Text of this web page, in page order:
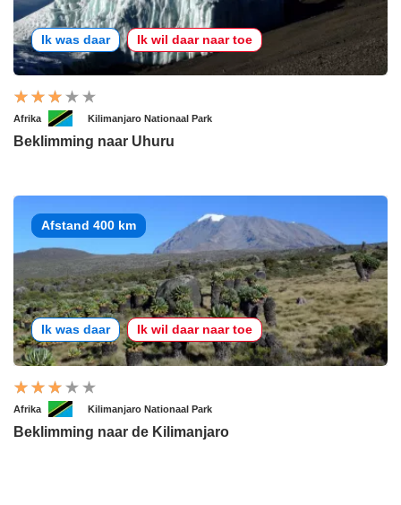
Ik was daar Ik wil daar naar toe
Afrika Kilimanjaro Nationaal Park
Beklimming naar Uhuru
Afstand 400 km
Ik was daar Ik wil daar naar toe
Afrika Kilimanjaro Nationaal Park
Beklimming naar de Kilimanjaro